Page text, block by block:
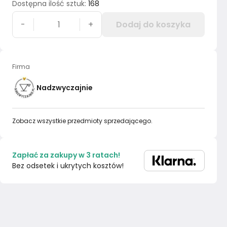
Dostępna ilość sztuk: 168
- + Dodaj do koszyka
Firma
Nadzwyczajnie
Zobacz wszystkie przedmioty sprzedającego.
Zapłać za zakupy w 3 ratach!
Bez odsetek i ukrytych kosztów!